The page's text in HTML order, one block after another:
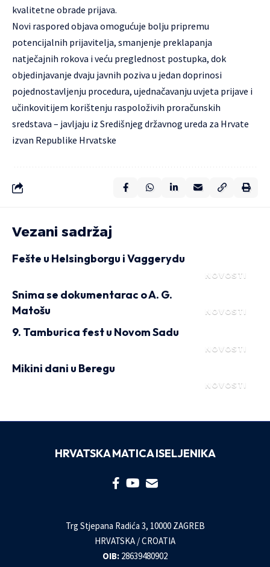
kvalitetne obrade prijava.
Novi raspored objava omogućuje bolju pripremu
potencijalnih prijavitelja, smanjenje preklapanja
natječajnih rokova i veću preglednost postupka, dok
objedinjavanje dvaju javnih poziva u jedan doprinosi
pojednostavljenju procedura, ujednačavanju uvjeta prijave i
učinkovitijem korištenju raspoloživih proračunskih
sredstava – javljaju iz Središnjeg državnog ureda za Hrvate
izvan Republike Hrvatske
Vezani sadržaj
NOVOSTI
Fešte u Helsingborgu i Vaggerydu
NOVOSTI
Snima se dokumentarac o A. G.
Matošu
NOVOSTI
9. Tamburica fest u Novom Sadu
NOVOSTI
Mikini dani u Beregu
HRVATSKA MATICA ISELJENIKA
Trg Stjepana Radića 3, 10000 ZAGREB
HRVATSKA / CROATIA
OIB: 28639480902